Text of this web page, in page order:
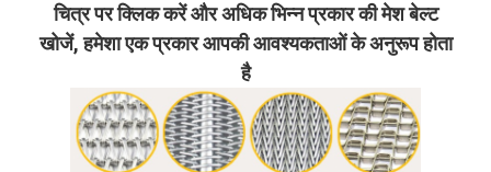
चित्र पर क्लिक करें और अधिक भिन्न प्रकार की मेश बेल्ट
खोजें, हमेशा एक प्रकार आपकी आवश्यकताओं के अनुरूप होता
है